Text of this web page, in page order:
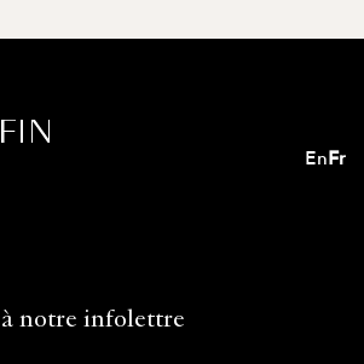
En Fr
notre infolettre